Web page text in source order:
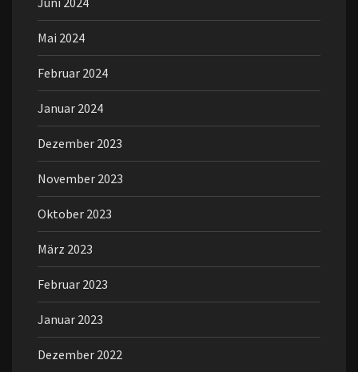
Mai 2024
Februar 2024
Januar 2024
Dezember 2023
November 2023
Oktober 2023
März 2023
Februar 2023
Januar 2023
Dezember 2022